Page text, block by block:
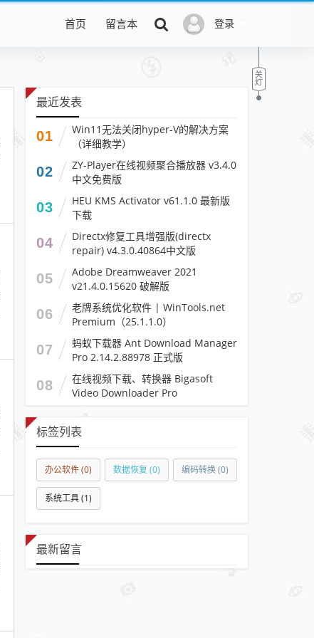
登录
首页 留言本
最近发表
01
Win11无法关闭hyper-V的解决方案
（详细教学）
02
ZY-Player在线视频聚合播放器 v3.4.0
中文免费版
03
HEU KMS Activator v61.1.0 最新版
下载
04
Directx修复工具增强版(directx
repair) v4.3.0.40864中文版
05
Adobe Dreamweaver 2021
v21.4.0.15620 破解版
06
老牌系统优化软件 | WinTools.net
Premium（25.1.1.0）
07
蚂蚁下载器 Ant Download Manager
Pro 2.14.2.88978 正式版
08
在线视频下载、转换器 Bigasoft
Video Downloader Pro
标签列表
办公软件(0) 数据恢复 (0) 编码转换(0)
系统工具(1)
最新留言